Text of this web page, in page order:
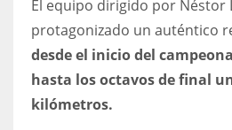
DEN
24
PIT
El equipo dirigido por Néstor
protagonizado un auténtico
desde el inicio del
hasta los octavos de final
kilómetros.